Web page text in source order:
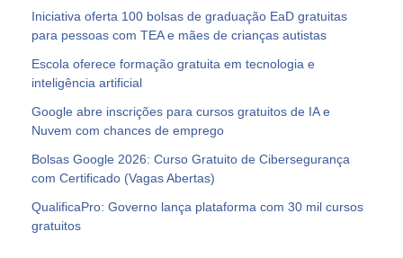
Iniciativa oferta 100 bolsas de graduação EaD gratuitas
para pessoas com TEA e mães de crianças autistas
Escola oferece formação gratuita em tecnologia e
inteligência artificial
Google abre inscrições para cursos gratuitos de IA e
Nuvem com chances de emprego
Bolsas Google 2026: Curso Gratuito de Cibersegurança
com Certificado (Vagas Abertas)
QualificaPro: Governo lança plataforma com 30 mil cursos
gratuitos